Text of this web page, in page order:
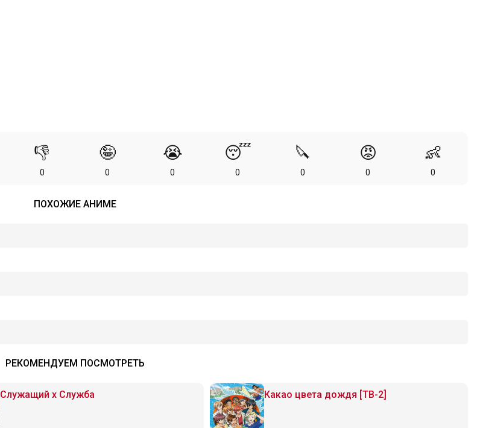
👎
0
🤪
0
😭
0
😴
0
🔪
0
😡
0
👶
0
ПОХОЖИЕ АНИМЕ
РЕКОМЕНДУЕМ ПОСМОТРЕТЬ
Служащий x Служба Какао цвета дождя [ТВ-2]